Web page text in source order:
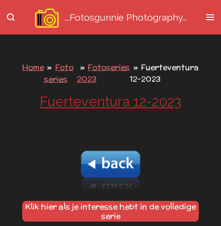
direct
naar
...Fotosgunnie Photography...
Home » Foto
series
» Fotoseries
2023
» Fuerteventura
12-2023
Fuerteventura 12-2023
Klik hier als je interesse hebt in de volledige
serie